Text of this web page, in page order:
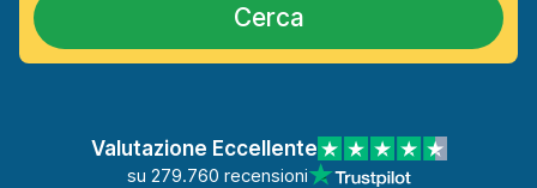
Cerca
Valutazione Eccellente
su 279.760 recensioni